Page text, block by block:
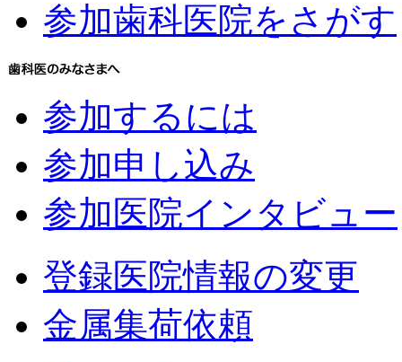
参加歯科医院をさがす
参加するには
参加申し込み
参加医院インタビュー
登録医院情報の変更
金属集荷依頼